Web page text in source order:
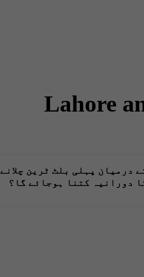
Lahore
درمیان پہلی بلٹ ٹرین چلانے
دورانیہ کتنا ہوجائے گا؟